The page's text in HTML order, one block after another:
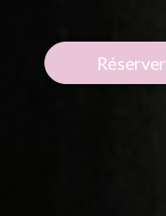
Réserver